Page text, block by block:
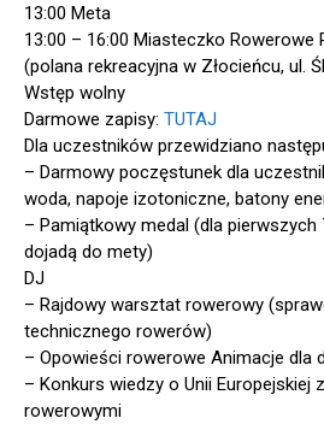
13:00 Meta
13:00 – 16:00 Miasteczko
(polana rekreacyjna w Złocieńcu, ul.
Wstęp wolny
Darmowe zapisy: TUTAJ
Dla uczestników przewidziano
– Darmowy poczęstunek dla
woda, napoje izotoniczne, batony
– Pamiątkowy medal (dla
dojadą do mety)
DJ
– Rajdowy warsztat rowerowy
technicznego rowerów)
– Opowieści rowerowe Animacje dla
– Konkurs wiedzy o Unii Europejskiej
rowerowymi